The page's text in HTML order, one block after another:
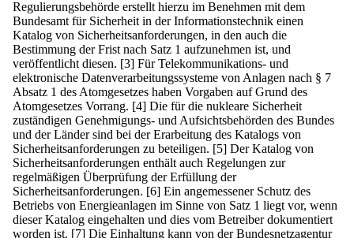
Regulierungsbehörde erstellt hierzu im Benehmen mit dem
Bundesamt für Sicherheit in der Informationstechnik einen
Katalog von Sicherheitsanforderungen, in den auch die
Bestimmung der Frist nach Satz 1 aufzunehmen ist, und
veröffentlicht diesen. [3] Für Telekommunikations- und
elektronische Datenverarbeitungssysteme von Anlagen nach § 7
Absatz 1 des Atomgesetzes haben Vorgaben auf Grund des
Atomgesetzes Vorrang. [4] Die für die nukleare Sicherheit
zuständigen Genehmigungs- und Aufsichtsbehörden des Bundes
und der Länder sind bei der Erarbeitung des Katalogs von
Sicherheitsanforderungen zu beteiligen. [5] Der Katalog von
Sicherheitsanforderungen enthält auch Regelungen zur
regelmäßigen Überprüfung der Erfüllung der
Sicherheitsanforderungen. [6] Ein angemessener Schutz des
Betriebs von Energieanlagen im Sinne von Satz 1 liegt vor, wenn
dieser Katalog eingehalten und dies vom Betreiber dokumentiert
worden ist. [7] Die Einhaltung kann von der Bundesnetzagentur